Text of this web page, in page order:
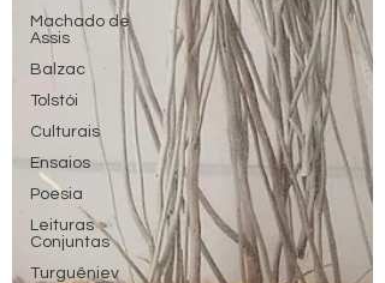
Machado de
Assis
Balzac
Tolstói
Culturais
Ensaios
Poesia
Leituras
Conjuntas
Turguêniev